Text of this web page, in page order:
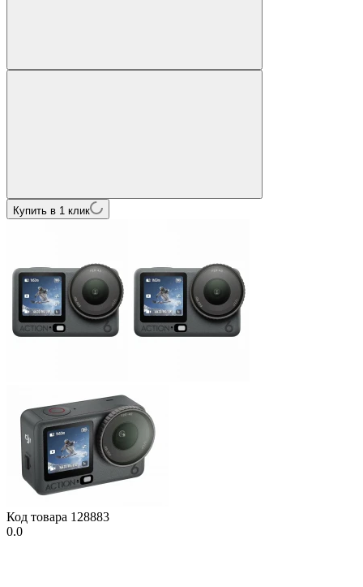
Купить в 1 клик
Код товара 128883
0.0